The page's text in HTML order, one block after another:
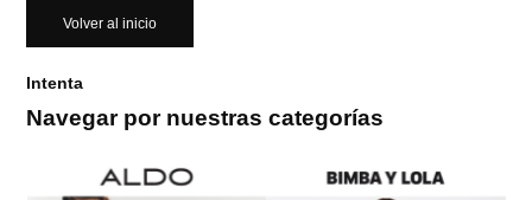
Volver al inicio
Intenta
Navegar por nuestras categorías